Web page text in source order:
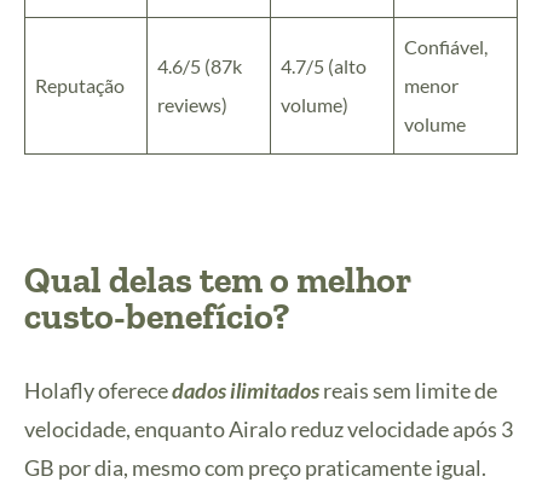
Reputação
4.6/5 (87k
reviews)
4.7/5 (alto
volume)
Confiável,
menor
volume
Qual delas tem o melhor
custo-benefício?
Holafly oferecedados ilimitadosreais sem limite de
velocidade, enquanto Airalo reduz velocidade após 3
GB por dia, mesmo com preço praticamente igual.